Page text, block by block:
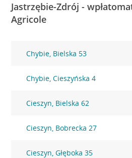
Jastrzębie-Zdrój -
Agricole
Chybie, Bielska 53
Chybie, Cieszyńska 4
Cieszyn, Bielska 62
Cieszyn, Bobrecka 27
Cieszyn, Głęboka 35